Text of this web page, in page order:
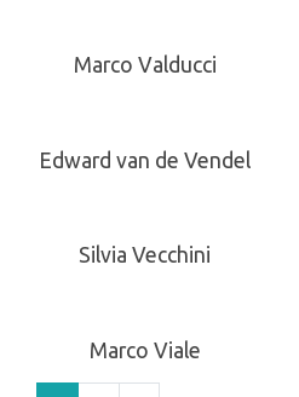
Marco Valducci
Edward van de Vendel
Silvia Vecchini
Marco Viale